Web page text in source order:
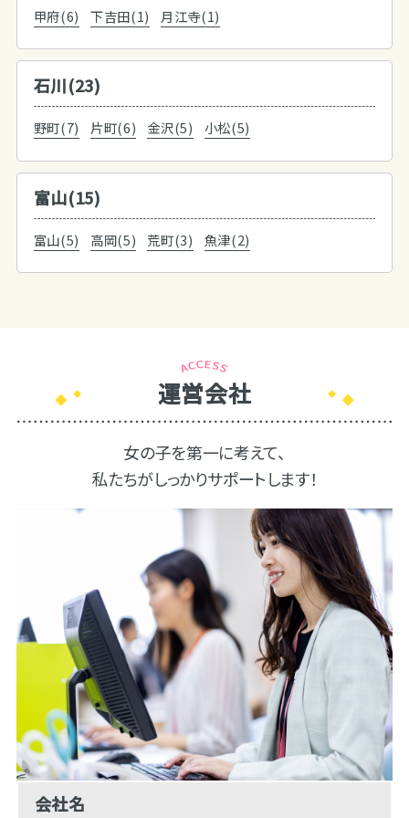
甲府(6) 下吉田(1) 月江寺(1)
石川(23)
野町(7) 片町(6) 金沢(5) 小松(5)
富山(15)
富山(5) 高岡(5) 荒町(3) 魚津(2)
運営会社
女の子を第一に考えて、
私たちがしっかりサポートします！
会社名